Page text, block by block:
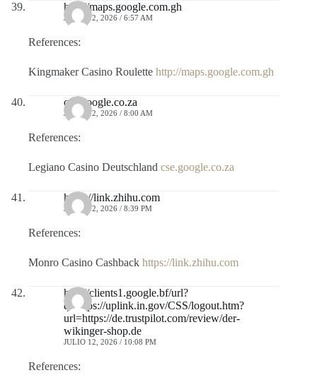
http://maps.google.com.gh
JULIO 12, 2026 / 6:57 AM
References:
Kingmaker Casino Roulette http://maps.google.com.gh
cse.google.co.za
JULIO 12, 2026 / 8:00 AM
References:
Legiano Casino Deutschland cse.google.co.za
https://link.zhihu.com
JULIO 12, 2026 / 8:39 PM
References:
Monro Casino Cashback https://link.zhihu.com
http://clients1.google.bf/url?
q=https://uplink.in.gov/CSS/logout.htm?
url=https://de.trustpilot.com/review/der-
wikinger-shop.de
JULIO 12, 2026 / 10:08 PM
References: